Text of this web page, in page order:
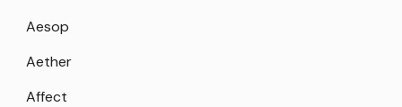
Aesop
Aether
Affect